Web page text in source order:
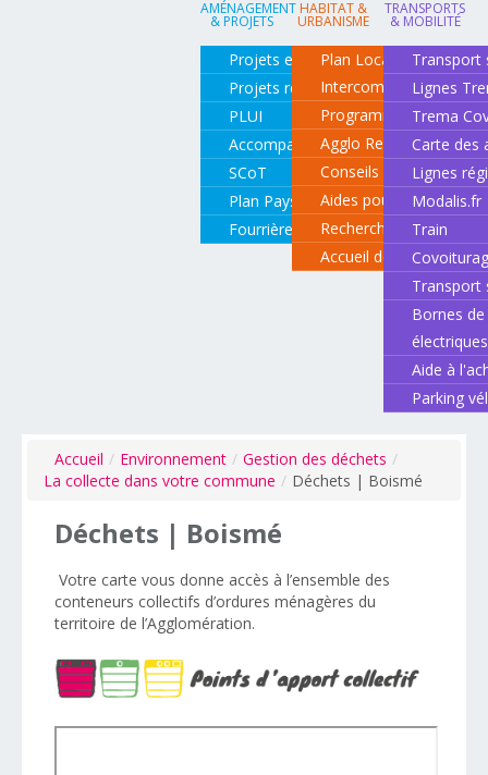
AMÉNAGEMENT
& PROJETS
Projets en cours
Projets réalisés
PLUI
Accompagnement de projets
SCoT
Plan Paysage
Fourrière animale
HABITAT &
URBANISME
Plan Local d'Urbanisme
Intercommunal
Programme local de
Agglo Renov
Conseils pour rénover
Aides pour rénover
Recherche d'un
Accueil des gens du
TRANSPORTS
& MOBILITÉ
Transport
Lignes
Trema
Carte des
Lignes
Modalis.fr
Train
Transport
Bornes
électriques
Aide à
Parking
Accueil / Environnement / Gestion des déchets /
La collecte dans votre commune / Déchets | Boismé
Déchets | Boismé
Votre carte vous donne accès à l’ensemble des
conteneurs collectifs d’ordures ménagères du
territoire de l’Agglomération.